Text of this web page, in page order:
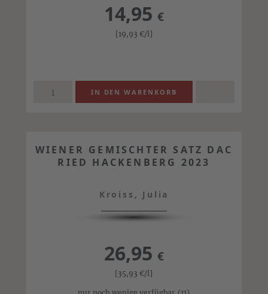
14,95 €
[19,93 €/l]
WIENER GEMISCHTER SATZ DAC
RIED HACKENBERG 2023
Kroiss, Julia
26,95 €
[35,93€/l]